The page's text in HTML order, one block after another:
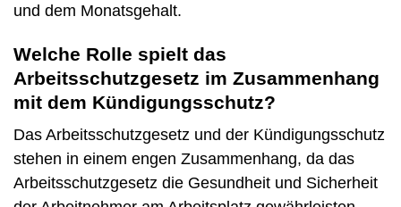
und dem Monatsgehalt.
Welche Rolle spielt das
Arbeitsschutzgesetz im Zusammenhang
mit dem Kündigungsschutz?
Das Arbeitsschutzgesetz und der Kündigungsschutz
stehen in einem engen Zusammenhang, da das
Arbeitsschutzgesetz die Gesundheit und Sicherheit